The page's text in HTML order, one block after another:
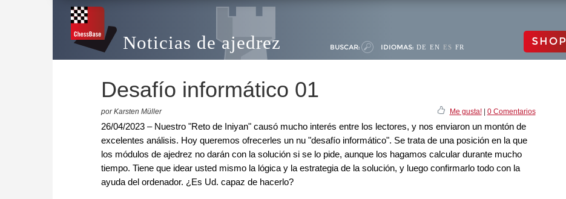
Noticias de ajedrez BUSCAR: IDIOMAS: DE EN ES FR SHOP
Desafío informático 01
por Karsten Müller Me gusta!| 0 Comentarios
26/04/2023 – Nuestro "Reto de Iniyan" causó mucho interés entre los lectores, y nos enviaron un montón de
excelentes análisis. Hoy queremos ofrecerles un nu "desafío informático". Se trata de una posición en la que
los módulos de ajedrez no darán con la solución si se lo pide, aunque los hagamos calcular durante mucho
tiempo. Tiene que idear usted mismo la lógica y la estrategia de la solución, y luego confirmarlo todo con la
ayuda del ordenador. ¿Es Ud. capaz de hacerlo?